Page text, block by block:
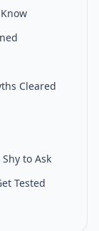
Cleared
to Ask
Tested